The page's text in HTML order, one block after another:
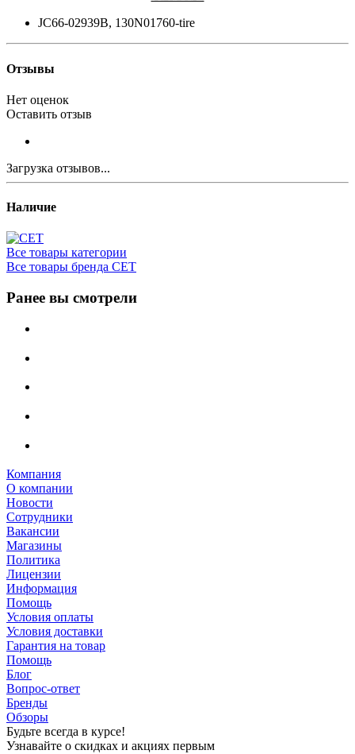
JC66-02939B, 130N01760-tire
Отзывы
Нет оценок
Оставить отзыв
Загрузка отзывов...
Наличие
Все товары категории
Все товары бренда CET
Ранее вы смотрели
Компания
О компании
Новости
Сотрудники
Вакансии
Магазины
Политика
Лицензии
Информация
Помощь
Условия оплаты
Условия доставки
Гарантия на товар
Помощь
Блог
Вопрос-ответ
Бренды
Обзоры
Будьте всегда в курсе!
Узнавайте о скидках и акциях первым